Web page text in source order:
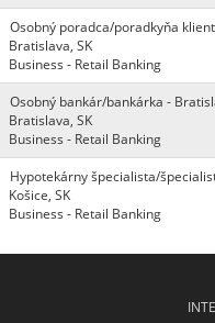
Osobný poradca/poradkyňa
Bratislava, SK
Business - Retail Banking
Osobný bankár/bankárka -
Bratislava, SK
Business - Retail Banking
Hypotekárny špecialista/
Košice, SK
Business - Retail Banking